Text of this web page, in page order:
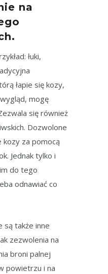
na
łuki,
łapie się kozy,
mogę
się również
Dozwolone
kozy za pomocą
Jednak tylko i
do tego
odnawiać co
są także inne
zezwolenia na
broni palnej
powietrzu i na